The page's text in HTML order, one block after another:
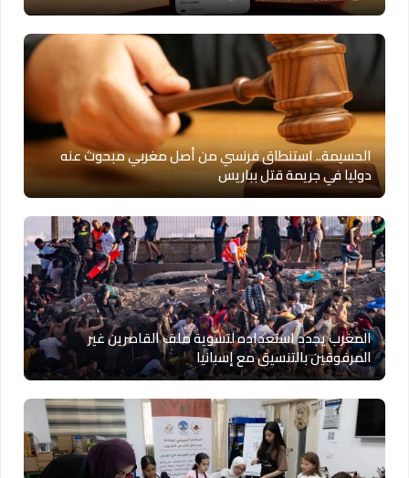
الحسيمة.. استنطاق فرنسي من أصل مغربي مبحوث عنه
دوليا في جريمة قتل بباريس
المغرب يجدد استعداده لتسوية ملف القاصرين غير
المرفوقين بالتنسيق مع إسبانيا